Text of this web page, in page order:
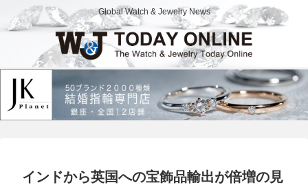
Global Watch & Jewelry News
インドから英国への宝飾品輸出が倍増の見